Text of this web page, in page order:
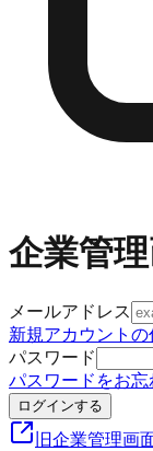
企業管
メールアドレス
新規アカウント
パスワード
パスワードをお
ログインする
旧企業管理画